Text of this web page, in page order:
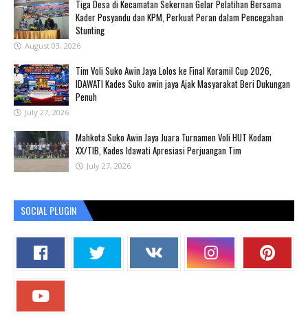
Tiga Desa di Kecamatan Sekernan Gelar Pelatihan Bersama
Kader Posyandu dan KPM, Perkuat Peran dalam Pencegahan
Stunting
August 03, 2026
Tim Voli Suko Awin Jaya Lolos ke Final Koramil Cup 2026,
IDAWATI Kades Suko awin jaya Ajak Masyarakat Beri Dukungan
Penuh
July 27, 2026
Mahkota Suko Awin Jaya Juara Turnamen Voli HUT Kodam
XX/TIB, Kades Idawati Apresiasi Perjuangan Tim
July 27, 2026
SOCIAL PLUGIN